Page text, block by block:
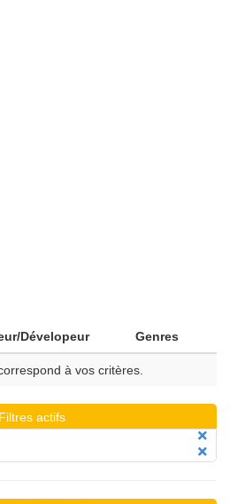
Dévelopeur Genres
à vos critères.
Filtres actifs